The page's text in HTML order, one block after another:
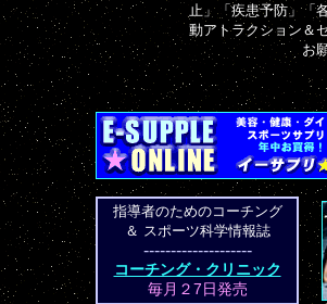
止」「疾患予防」「
動アトラクション＆
お
指導者のためのコーチング
＆ スポーツ科学情報誌
--------------------
コーチング・クリニック
毎月２7日発売